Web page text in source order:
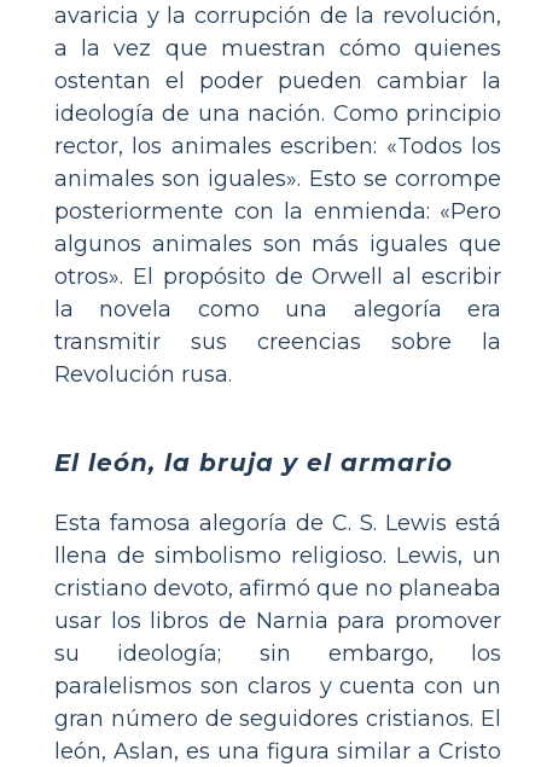
avaricia y la corrupción de la revolución,
a la vez que muestran cómo quienes
ostentan el poder pueden cambiar la
ideología de una nación. Como principio
rector, los animales escriben: «Todos los
animales son iguales». Esto se corrompe
posteriormente con la enmienda: «Pero
algunos animales son más iguales que
otros». El propósito de Orwell al escribir
la novela como una alegoría era
transmitir sus creencias sobre la
Revolución rusa.
El león, la bruja y el armario
Esta famosa alegoría de C. S. Lewis está
llena de simbolismo religioso. Lewis, un
cristiano devoto, afirmó que no planeaba
usar los libros de Narnia para promover
su ideología; sin embargo, los
paralelismos son claros y cuenta con un
gran número de seguidores cristianos. El
león, Aslan, es una figura similar a Cristo